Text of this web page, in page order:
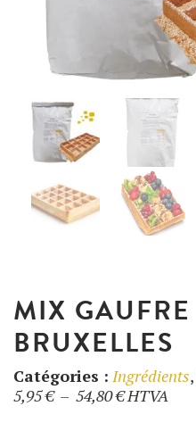
MIX GAUFRE
BRUXELLES
Catégories : Ingrédients,
5,95€ – 54,80€Plage
HTVA